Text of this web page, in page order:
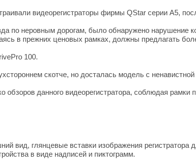
видеорегистраторы фирмы QStar серии А5,
по неровным дорогам, было обнаружено
в прежних ценовых рамках, должны предлагать
100.
скотче, но досталась модель с
данного видеорегистратора, соблюдая
вид, глянцевые вставки изображения
в виде надписей и пиктограмм.